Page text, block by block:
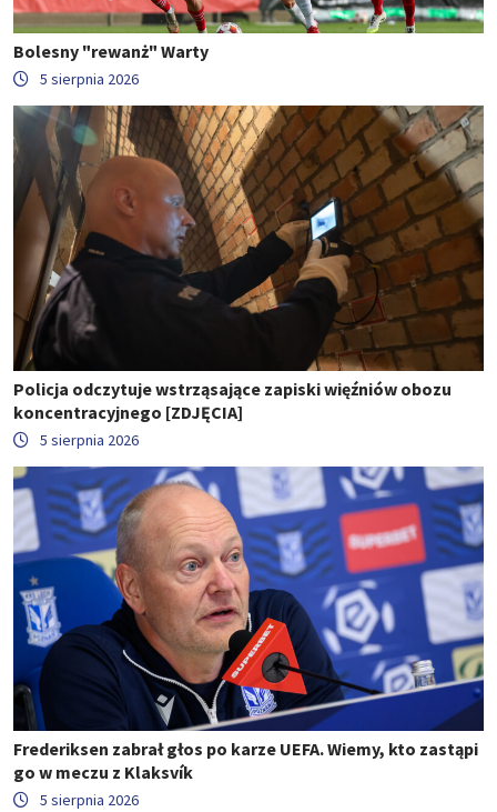
Bolesny "rewanż" Warty
5 sierpnia 2026
Policja odczytuje wstrząsające zapiski więźniów obozu
koncentracyjnego [ZDJĘCIA]
5 sierpnia 2026
Frederiksen zabrał głos po karze UEFA. Wiemy, kto zastąpi
go w meczu z Klaksvík
5 sierpnia 2026